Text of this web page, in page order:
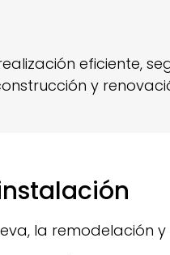
eficiente,
y
la remodelación